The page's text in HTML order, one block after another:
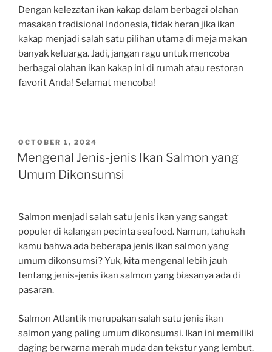
Dengan kelezatan ikan kakap dalam berbagai olahan
masakan tradisional Indonesia, tidak heran jika ikan
kakap menjadi salah satu pilihan utama di meja makan
banyak keluarga. Jadi, jangan ragu untuk mencoba
berbagai olahan ikan kakap ini di rumah atau restoran
favorit Anda! Selamat mencoba!
POSTED
ON
OCTOBER 1, 2024
Mengenal Jenis-jenis Ikan Salmon yang
Umum Dikonsumsi
Salmon menjadi salah satu jenis ikan yang sangat
populer di kalangan pecinta seafood. Namun, tahukah
kamu bahwa ada beberapa jenis ikan salmon yang
umum dikonsumsi? Yuk, kita mengenal lebih jauh
tentang jenis-jenis ikan salmon yang biasanya ada di
pasaran.
Salmon Atlantik merupakan salah satu jenis ikan
salmon yang paling umum dikonsumsi. Ikan ini memiliki
daging berwarna merah muda dan tekstur yang lembut.